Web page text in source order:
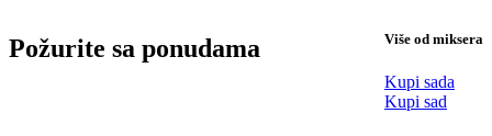
Požurite sa ponudama Više od miksera
Kupi sada
Kupi sad